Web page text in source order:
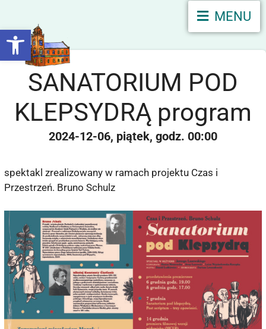
Otwórz pasek narzędzi
MENU
SANATORIUM POD
KLEPSYDRĄ program
2024-12-06 piątek 00:00
spektakl zrealizowany w ramach projektu Czas i
Przestrzeń. Bruno Schulz